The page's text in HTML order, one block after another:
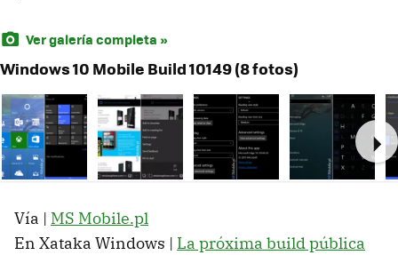
Ver galería completa »
Windows 10 Mobile Build 10149 (8 fotos)
Vía | MS Mobile.pl
En Xataka Windows | La próxima build pública